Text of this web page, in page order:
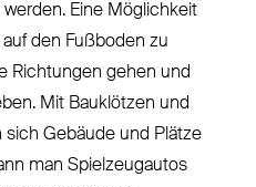
Eine Möglichkeit
den Fußboden zu
Richtungen gehen und
Mit Bauklötzen und
sich Gebäude und Plätze
man Spielzeugautos